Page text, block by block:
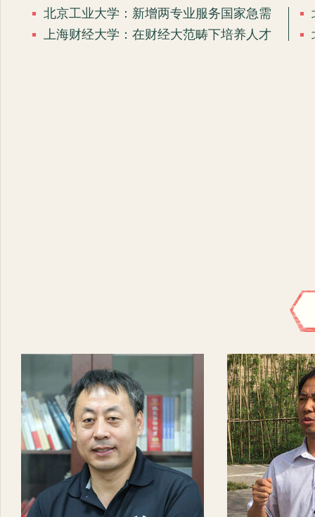
精彩回放：青海师范大学
回放：中国政法大学
北京工业大学：新增两专业服务国家急需
上海财经大学：在财经大范畴下培养人才